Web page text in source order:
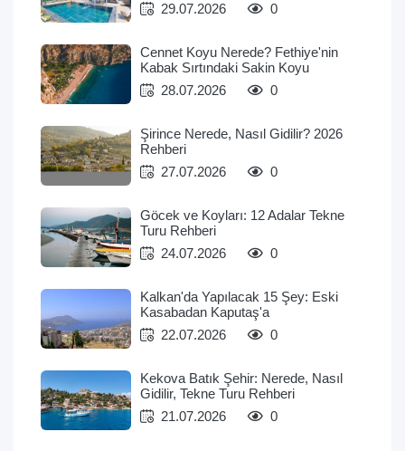
29.07.2026
0
Cennet Koyu Nerede? Fethiye'nin
Kabak Sırtındaki Sakin Koyu
28.07.2026
0
Şirince Nerede, Nasıl Gidilir? 2026
Rehberi
27.07.2026
0
Göcek ve Koyları: 12 Adalar Tekne
Turu Rehberi
24.07.2026
0
Kalkan'da Yapılacak 15 Şey: Eski
Kasabadan Kaputaş'a
22.07.2026
0
Kekova Batık Şehir: Nerede, Nasıl
Gidilir, Tekne Turu Rehberi
21.07.2026
0